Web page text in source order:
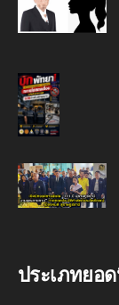
ประเภทยอ